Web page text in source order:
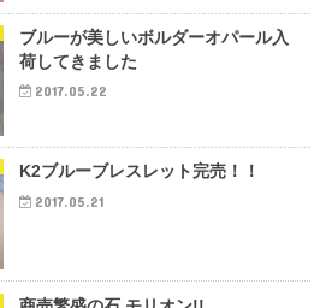
ブルーが美しいボルダーオパール入
荷してきました
2017.05.22
K2ブルーブレスレット完売！！
2017.05.21